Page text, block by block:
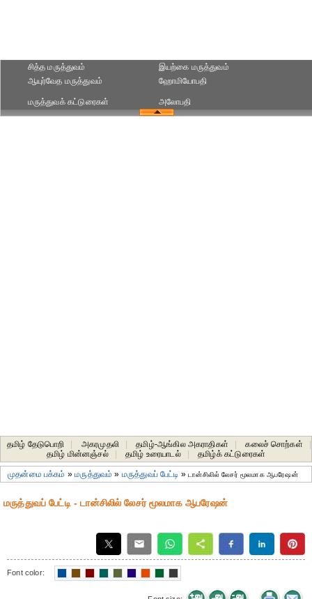
சித்த மருத்துவம்
இயற்கை மருத்துவம்
ஆயுர்வேத மருத்துவம்
ஹோமியோபதி
மருத்துவக் கட்டுரைகள் அலோபதி
தமிழ் தேடுபொறி அகரமுதலி தமிழ்-ஆங்கில அகராதிகள் கலைச் சொற்கள்
தமிழ் மின்னஞ்சல்
தமிழ் உரையாடல் தமிழ்க் கட்டுரைகள்
முதன்மை பக்கம் »மருத்துவம் » மருத்துவப் பேட்டி »டான்சிலில் லேசர் மூலமாக ஆபரேஷன்
மருத்துவப் பேட்டி - டான்சிலில் லேசர் மூலமாக ஆபரேஷன்
Font color: